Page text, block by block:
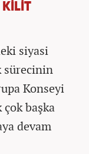
KİLİT
siyasi
sürecinin
Konseyi
başka
devam